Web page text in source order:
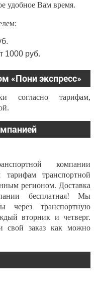
удобное Вам время.
1000 руб.
«Пони экспресс»
согласно тарифам,
компании
тарифам транспортной
регионом. Доставка
бесплатная! Мы
через транспортную
вторник и четверг.
заказ как можно